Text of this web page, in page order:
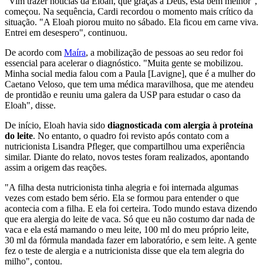
começou. Na sequência, Cardi recordou o momento mais crítico da
situação. "A Eloah piorou muito no sábado. Ela ficou em carne viva.
Entrei em desespero", continuou.
De acordo com Maíra, a mobilização de pessoas ao seu redor foi
essencial para acelerar o diagnóstico. "Muita gente se mobilizou.
Minha social media falou com a Paula [Lavigne], que é a mulher do
Caetano Veloso, que tem uma médica maravilhosa, que me atendeu
de prontidão e reuniu uma galera da USP para estudar o caso da
Eloah", disse.
De início, Eloah havia sido diagnosticada com alergia à proteína
do leite. No entanto, o quadro foi revisto após contato com a
nutricionista Lisandra Pfleger, que compartilhou uma experiência
similar. Diante do relato, novos testes foram realizados, apontando
assim a origem das reações.
"A filha desta nutricionista tinha alegria e foi internada algumas
vezes com estado bem sério. Ela se formou para entender o que
acontecia com a filha. E ela foi certeira. Todo mundo estava dizendo
que era alergia do leite de vaca. Só que eu não costumo dar nada de
vaca e ela está mamando o meu leite, 100 ml do meu próprio leite,
30 ml da fórmula mandada fazer em laboratório, e sem leite. A gente
fez o teste de alergia e a nutricionista disse que ela tem alegria do
milho", contou.